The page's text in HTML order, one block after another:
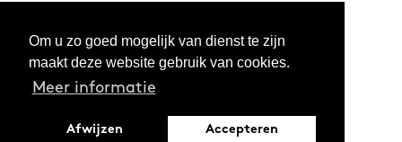
Om u zo goed mogelijk van dienst te zijn
maakt deze website gebruik van cookies.
Meer informatie
Afwijzen Accepteren